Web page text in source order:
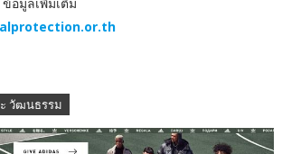
อมูลเพิ่มเติม
วัฒนธรรม